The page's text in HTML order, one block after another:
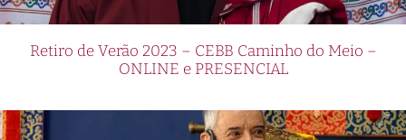
Retiro de Verão 2023 – CEBB Caminho do Meio –
ONLINE e PRESENCIAL